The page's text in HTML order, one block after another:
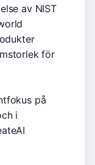
av NIST
för
på
i